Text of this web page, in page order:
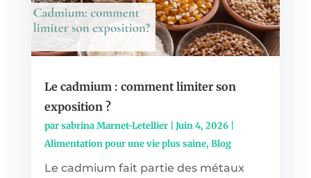
Le cadmium : comment limiter son
exposition ?
parsabrina Marnet-Letellier| Juin 4, 2026|
Alimentation pour une vie plus saine, Blog
Le cadmium fait partie des métaux